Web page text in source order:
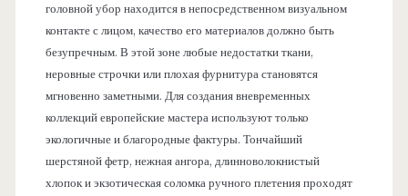
головной убор находится в непосредственном визуальном
контакте с лицом, качество его материалов должно быть
безупречным. В этой зоне любые недостатки ткани,
неровные строчки или плохая фурнитура становятся
мгновенно заметными. Для создания вневременных
коллекций европейские мастера используют только
экологичные и благородные фактуры. Тончайший
шерстяной фетр, нежная ангора, длинноволокнистый
хлопок и экзотическая соломка ручного плетения проходят